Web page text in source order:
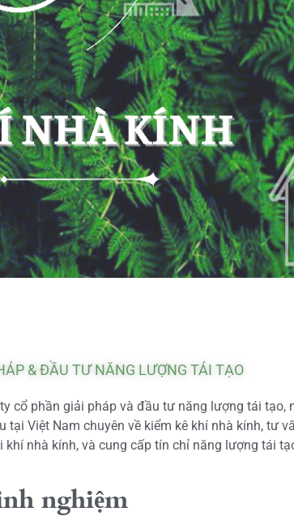
& ĐẦU TƯ NĂNG LƯỢNG TÁI TẠO
cổ phần giải pháp và đầu tư năng lượng tái tạo,
Việt Nam chuyên về kiểm kê khí nhà kính, tư
nhà kính, và cung cấp tín chỉ năng lượng tái
nghiệm